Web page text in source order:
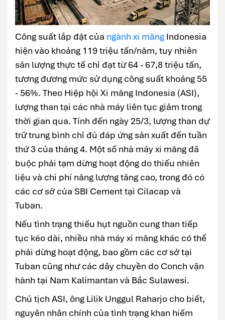
Công suất lắp đặt của ngành xi măng Indonesia
hiện vào khoảng 119 triệu tấn/năm, tuy nhiên
sản lượng thực tế chỉ đạt từ 64 - 67,8 triệu tấn,
tương đương mức sử dụng công suất khoảng 55
- 56%. Theo Hiệp hội Xi măng Indonesia (ASI),
lượng than tại các nhà máy liên tục giảm trong
thời gian qua. Tính đến ngày 25/3, lượng than dự
trữ trung bình chỉ đủ đáp ứng sản xuất đến tuần
thứ 3 của tháng 4. Một số nhà máy xi măng đã
buộc phải tạm dừng hoạt động do thiếu nhiên
liệu và chi phí năng lượng tăng cao, trong đó có
các cơ sở của SBI Cement tại Cilacap và
Tuban.
Nếu tình trạng thiếu hụt nguồn cung than tiếp
tục kéo dài, nhiều nhà máy xi măng khác có thể
phải dừng hoạt động, bao gồm các cơ sở tại
Tuban cũng như các dây chuyền do Conch vận
hành tại Nam Kalimantan và Bắc Sulawesi.
Chủ tịch ASI, ông Lilik Unggul Raharjo cho biết,
nguyên nhân chính của tình trạng khan hiếm